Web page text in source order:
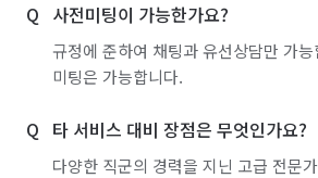
사전미팅이 가능한가요?
규정에 준하여 채팅과 유선상담만 가
미팅은 가능합니다.
타 서비스 대비 장점은 무엇인가요?
다양한 직군의 경력을 지닌 고급 전문